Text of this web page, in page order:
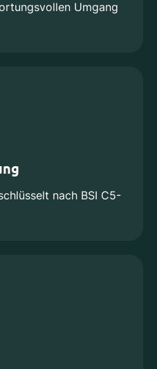
Umgang
nach BSI C5-